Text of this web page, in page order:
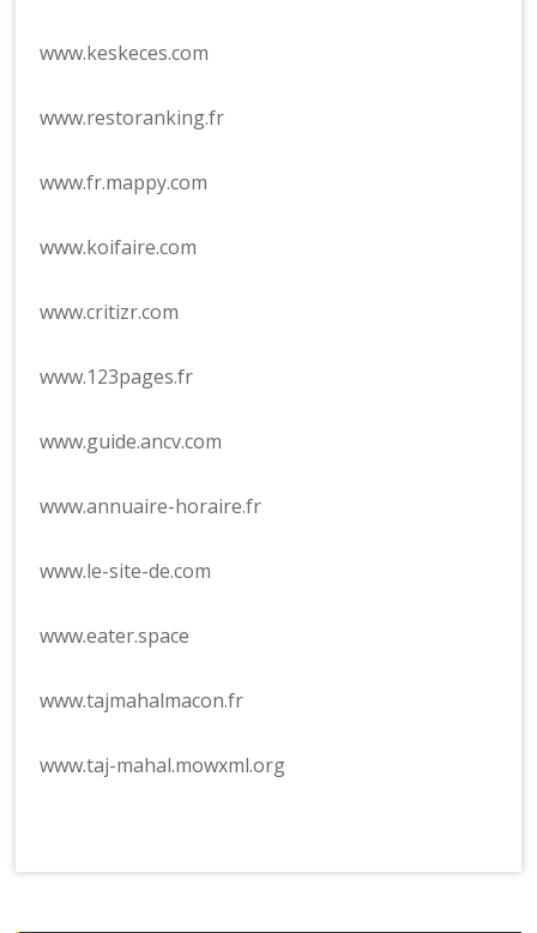
www.keskeces.com
www.restoranking.fr
www.fr.mappy.com
www.koifaire.com
www.critizr.com
www.123pages.fr
www.guide.ancv.com
www.annuaire-horaire.fr
www.le-site-de.com
www.eater.space
www.tajmahalmacon.fr
www.taj-mahal.mowxml.org